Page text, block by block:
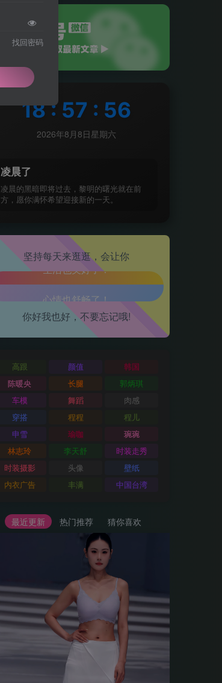
18: 58 : 00
2026年8月8日星期六
凌晨了
凌晨的黑暗即将过去，黎明的曙光就在前
方，愿你满怀希望迎接新的一天。
坚持每天来逛逛，会让你
心情也舒畅了！
腿也不痛了！
腰也不酸了！
工作也轻松了！
你好我也好，不要忘记哦!
高跟 颜值
韩国
陈暖央
长腿
郭炳琪
车模
舞蹈
肉感
穿搭
程程
程儿
申雪
瑜咖
琬琬
林志玲
李天舒
时装走秀
时装摄影
头像
壁纸
内衣广告
丰满 中国台湾
最近更新 热门推荐 猜你喜欢
找回密码